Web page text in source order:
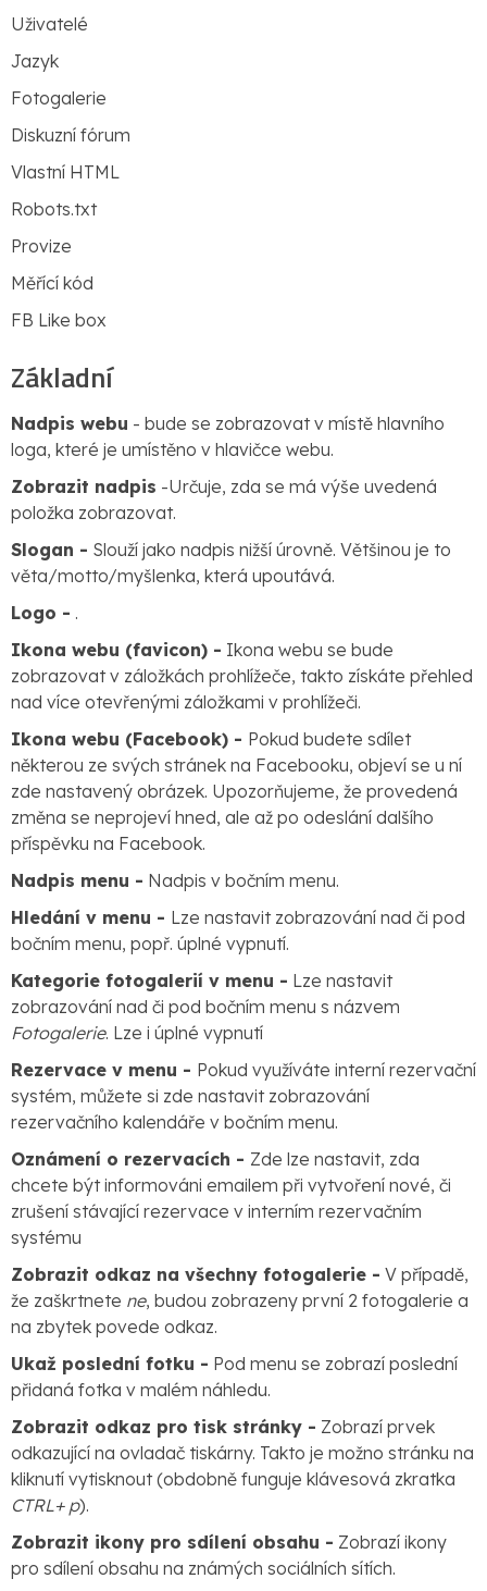
Uživatelé
Jazyk
Fotogalerie
Diskuzní fórum
Vlastní HTML
Robots.txt
Provize
Měřící kód
FB Like box
Základní
Nadpis webu - bude se zobrazovat v místě hlavního
loga, které je umístěno v hlavičce webu.
Zobrazit nadpis -Určuje, zda se má výše uvedená
položka zobrazovat.
Slogan - Slouží jako nadpis nižší úrovně. Většinou je to
věta/motto/myšlenka, která upoutává.
Logo - .
Ikona webu (favicon) - Ikona webu se bude
zobrazovat v záložkách prohlížeče, takto získáte přehled
nad více otevřenými záložkami v prohlížeči.
Ikona webu (Facebook) - Pokud budete sdílet
některou ze svých stránek na Facebooku, objeví se u ní
zde nastavený obrázek. Upozorňujeme, že provedená
změna se neprojeví hned, ale až po odeslání dalšího
příspěvku na Facebook.
Nadpis menu - Nadpis v bočním menu.
Hledání v menu - Lze nastavit zobrazování nad či pod
bočním menu, popř. úplné vypnutí.
Kategorie fotogalerií v menu - Lze nastavit
zobrazování nad či pod bočním menu s názvem
Fotogalerie. Lze i úplné vypnutí
Rezervace v menu - Pokud využíváte interní rezervační
systém, můžete si zde nastavit zobrazování
rezervačního kalendáře v bočním menu.
Oznámení o rezervacích - Zde lze nastavit, zda
chcete být informováni emailem při vytvoření nové, či
zrušení stávající rezervace v interním rezervačním
systému
Zobrazit odkaz na všechny fotogalerie - V případě,
že zaškrtnete ne, budou zobrazeny první 2 fotogalerie a
na zbytek povede odkaz.
Ukaž poslední fotku - Pod menu se zobrazí poslední
přidaná fotka v malém náhledu.
Zobrazit odkaz pro tisk stránky - Zobrazí prvek
odkazující na ovladač tiskárny. Takto je možno stránku na
kliknutí vytisknout (obdobně funguje klávesová zkratka
CTRL+ p).
Zobrazit ikony pro sdílení obsahu - Zobrazí ikony
pro sdílení obsahu na známých sociálních sítích.